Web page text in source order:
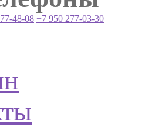
48-08 +7 950 277-03-30